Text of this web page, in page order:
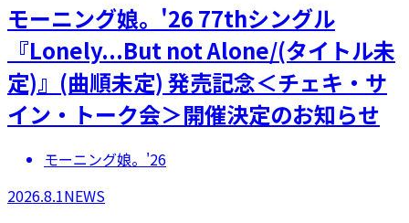
モーニング娘。'26 77thシングル
『Lonely...But not Alone/(タイトル未
定)』(曲順未定) 発売記念＜チェキ・サ
イン・トーク会＞開催決定のお知らせ
モーニング娘。'26
2026.8.1NEWS